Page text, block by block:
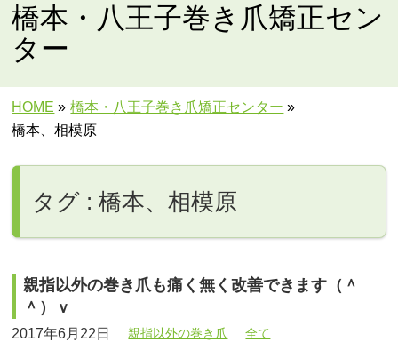
橋本・八王子巻き爪矯正セン
ター
HOME » 橋本・八王子巻き爪矯正センター »
橋本、相模原
タグ : 橋本、相模原
親指以外の巻き爪も痛く無く改善できます（＾
＾）ｖ
2017年6月22日 親指以外の巻き爪 全て